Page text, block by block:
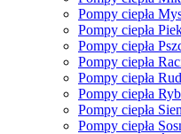
Pompy ciepła
Pompy ciepła
Pompy ciepła
Pompy ciepła
Pompy ciepła
Pompy ciepła
Pompy ciepła
Pompy ciepła